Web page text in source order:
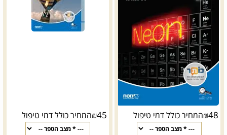
₪48 המחיר כולל דמי טיפול ₪45 המחיר כולל דמי טיפול